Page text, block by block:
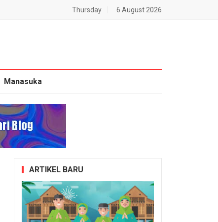
Thursday 6 August 2026
Manasuka
ARTIKEL BARU